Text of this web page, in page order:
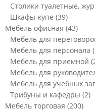
Столики туалетные,
Шкафы-купе (39)
Мебель офисная (43)
Мебель для
Мебель для персонала
Мебель для приемной
Мебель для
Мебель для учебных
Трибуны и кафедры (2)
Мебель торговая (200)